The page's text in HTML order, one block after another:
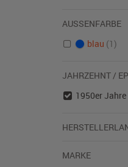
AUSSENFARBE
blau (1)
JAHRZEHNT /
1950er Jahre
MARKE